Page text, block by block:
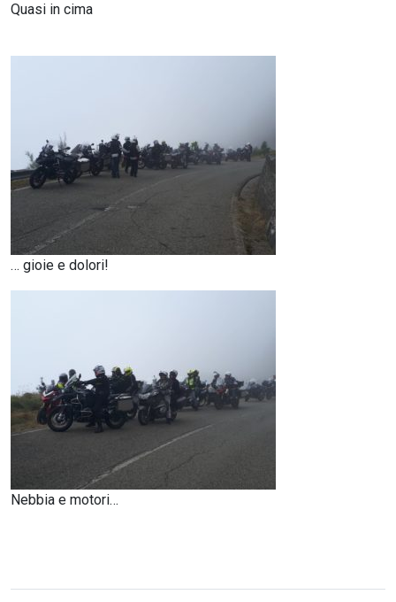
Quasi in cima
… gioie e dolori!
Nebbia e motori…